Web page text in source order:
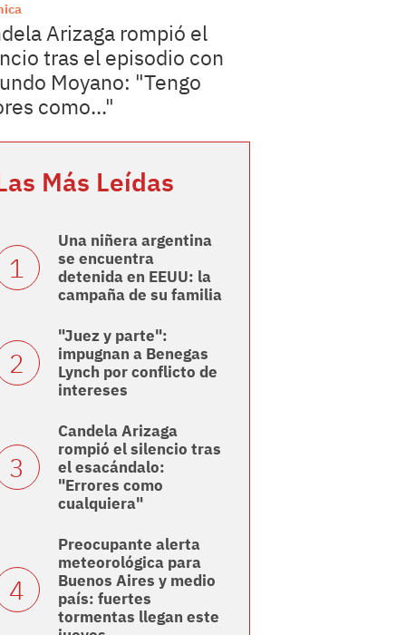
Arizaga rompió el
tras el episodio con
Moyano: "Tengo
como..."
Más Leídas
Una niñera argentina
se encuentra
detenida en EEUU: la
campaña de su familia
"Juez y parte":
impugnan a Benegas
Lynch por conflicto de
intereses
Candela Arizaga
rompió el silencio tras
el esacándalo:
"Errores como
cualquiera"
Preocupante alerta
meteorológica para
Buenos Aires y medio
país: fuertes
tormentas llegan este